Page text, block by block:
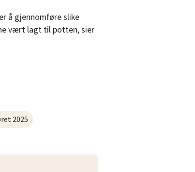
å gjennomføre slike
vært lagt til potten, sier
2025